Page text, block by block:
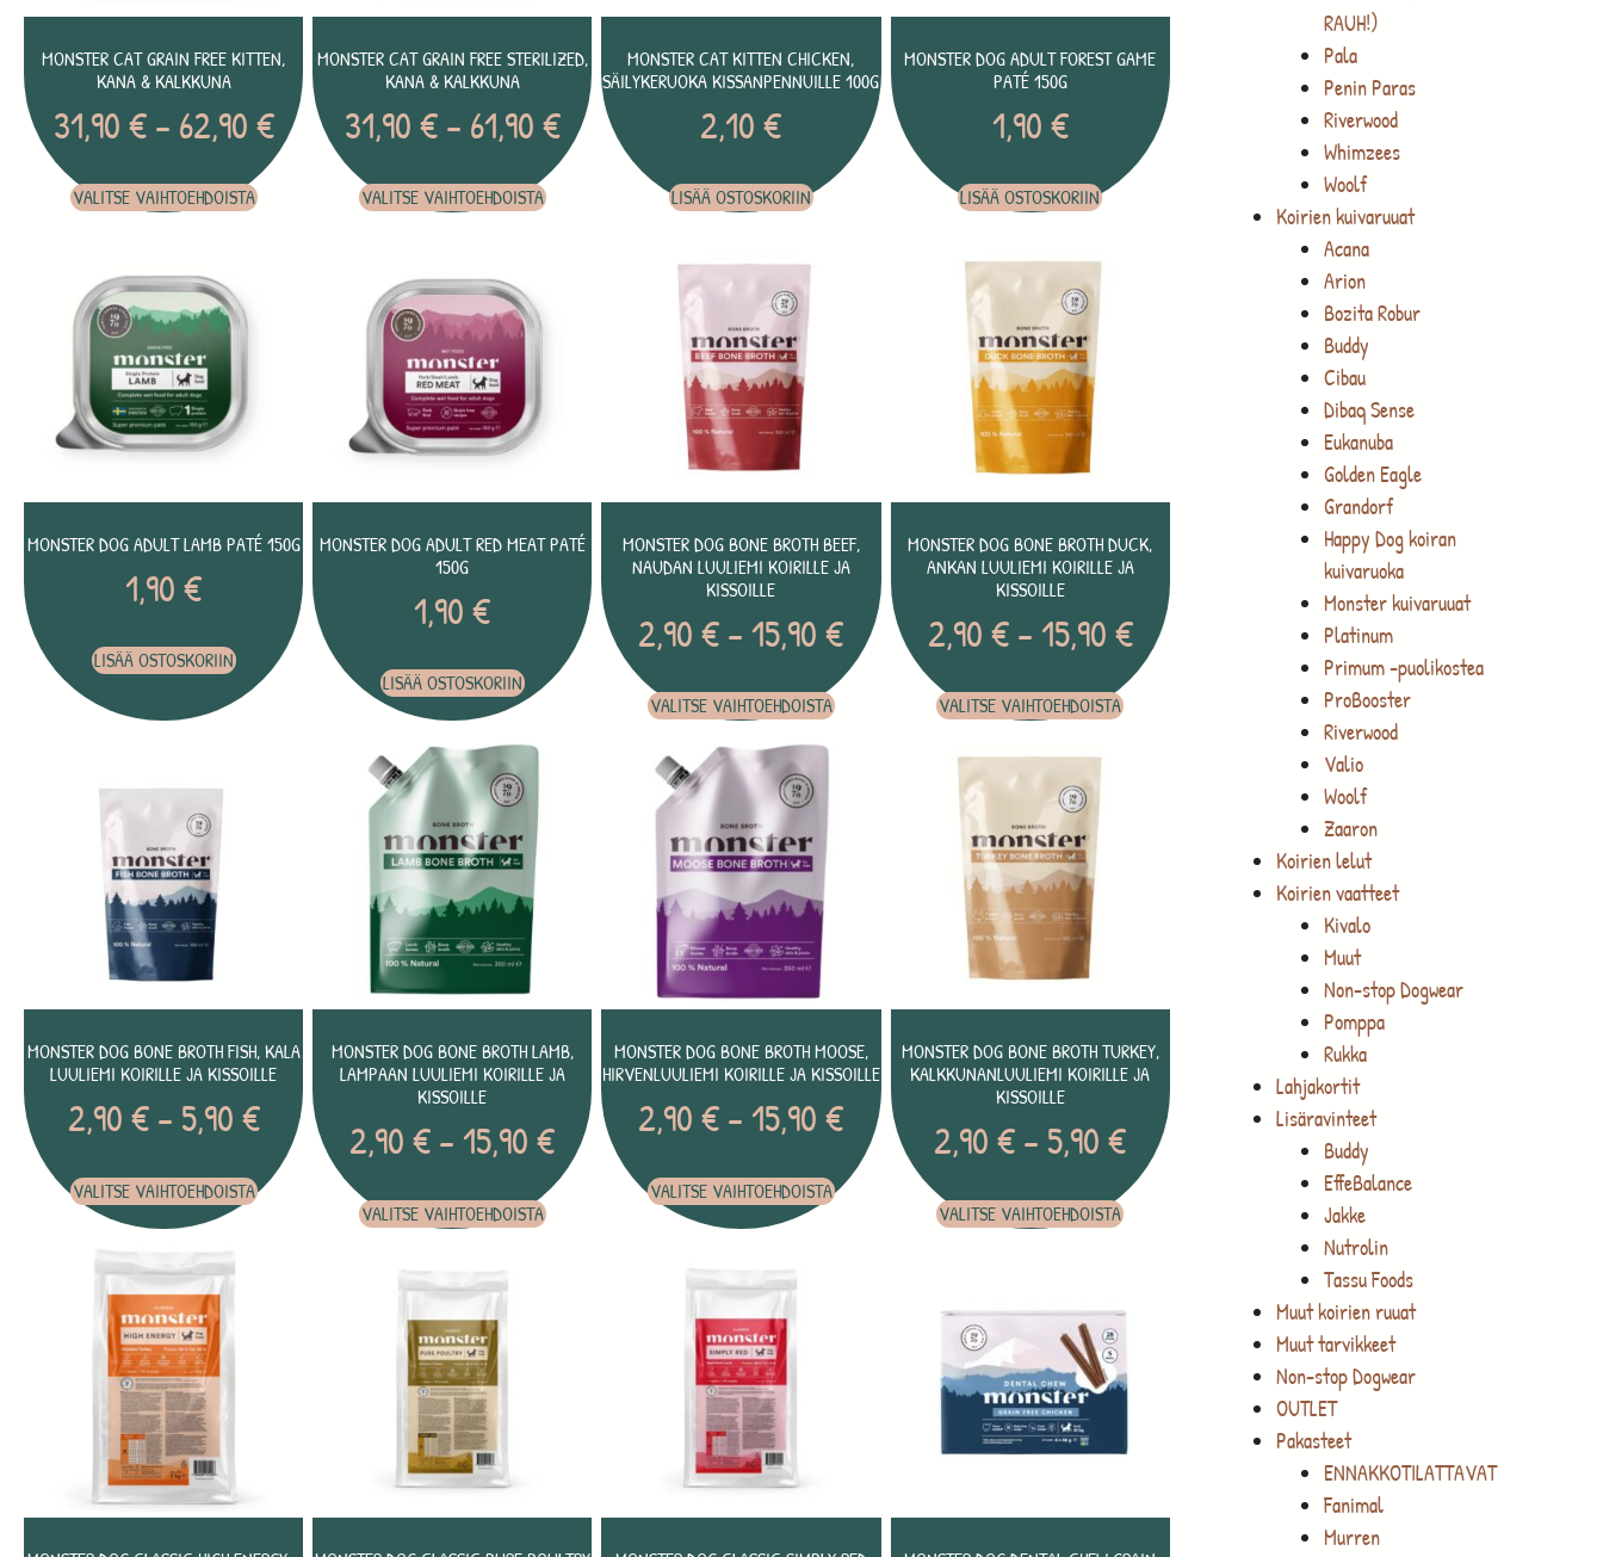
RAUH!)
Pala
Penin Paras
Riverwood
Whimzees
Woolf
Koirien kuivaruuat
Acana
Arion
Bozita Robur
Buddy
Cibau
Dibaq Sense
Eukanuba
Golden Eagle
Grandorf
Happy Dog koiran
kuivaruoka
Monster kuivaruuat
Platinum
Primum -puolikostea
ProBooster
Riverwood
Valio
Woolf
Zaaron
Koirien lelut
Koirien vaatteet
Kivalo
Muut
Non-stop Dogwear
Pomppa
Rukka
Lahjakortit
Lisäravinteet
Buddy
EffeBalance
Jakke
Nutrolin
Tassu Foods
Muut koirien ruuat
Muut tarvikkeet
Non-stop Dogwear
OUTLET
Pakasteet
ENNAKKOTILATTAVAT
Fanimal
Murren
MONSTER CAT GRAIN FREE KITTEN,
KANA & KALKKUNA
31,90€– 62,90€
VALITSE VAIHTOEHDOISTA
MONSTER CAT GRAIN FREE STERILIZED,
KANA & KALKKUNA
31,90€– 61,90€
VALITSE VAIHTOEHDOISTA
MONSTER CAT KITTEN CHICKEN,
SÄILYKERUOKA KISSANPENNUILLE 100G
2,10€
LISÄÄ OSTOSKORIIN
MONSTER DOG ADULT FOREST GAME
PATÉ 150G
1,90€
LISÄÄ OSTOSKORIIN
MONSTER DOG ADULT LAMB PATÉ 150G
1,90€
LISÄÄ OSTOSKORIIN
MONSTER DOG ADULT RED MEAT PATÉ
150G
1,90€
LISÄÄ OSTOSKORIIN
MONSTER DOG BONE BROTH BEEF,
NAUDAN LUULIEMI KOIRILLE JA
KISSOILLE
2,90€– 15,90€
VALITSE VAIHTOEHDOISTA
MONSTER DOG BONE BROTH DUCK,
ANKAN LUULIEMI KOIRILLE JA
KISSOILLE
2,90€– 15,90€
VALITSE VAIHTOEHDOISTA
MONSTER DOG BONE BROTH FISH, KALA
LUULIEMI KOIRILLE JA KISSOILLE
2,90€– 5,90€
VALITSE VAIHTOEHDOISTA
MONSTER DOG BONE BROTH LAMB,
LAMPAAN LUULIEMI KOIRILLE JA
KISSOILLE
2,90€– 15,90€
VALITSE VAIHTOEHDOISTA
MONSTER DOG BONE BROTH MOOSE,
HIRVENLUULIEMI KOIRILLE JA KISSOILLE
2,90€– 15,90€
VALITSE VAIHTOEHDOISTA
MONSTER DOG BONE BROTH TURKEY,
KALKKUNANLUULIEMI KOIRILLE JA
KISSOILLE
2,90€– 5,90€
VALITSE VAIHTOEHDOISTA